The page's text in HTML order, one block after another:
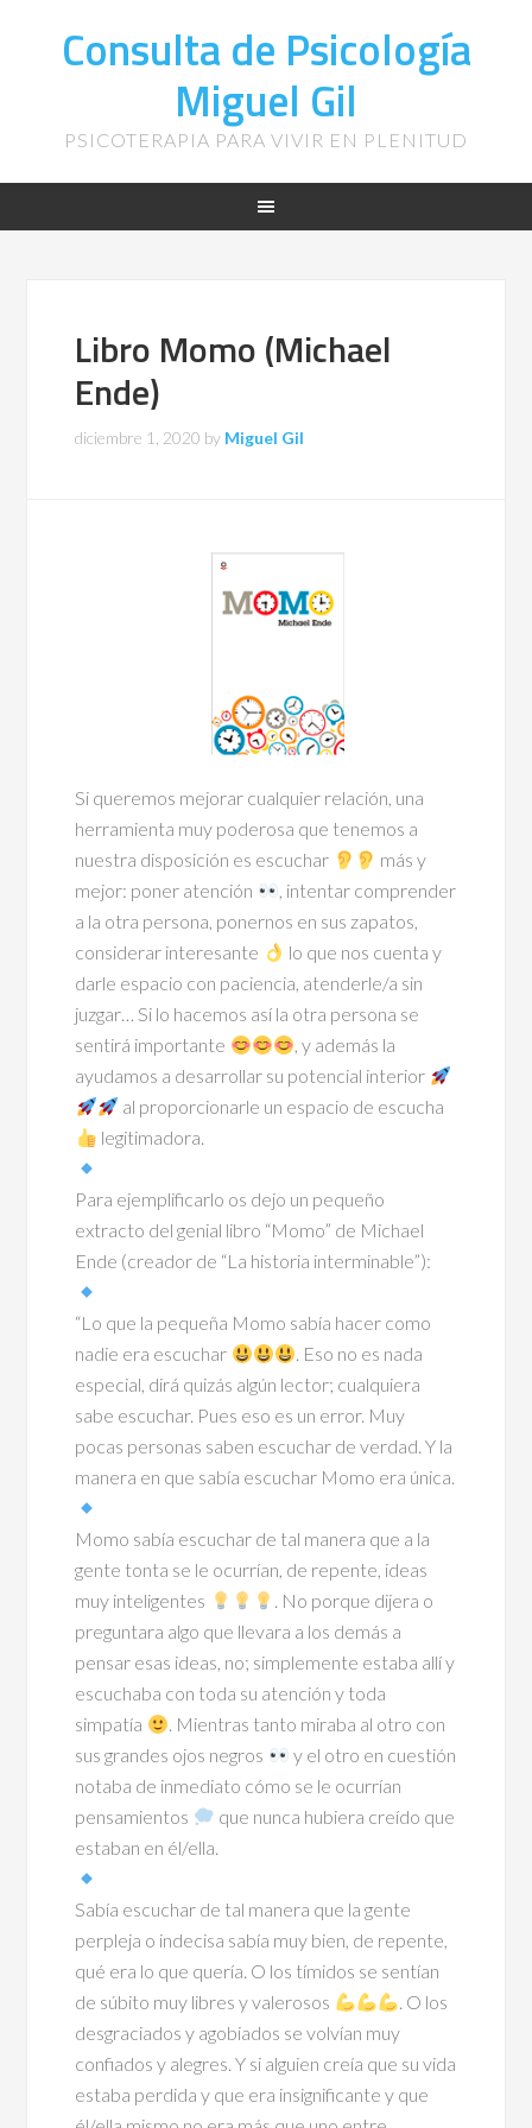
Consulta de Psicología
Miguel Gil
PSICOTERAPIA PARA VIVIR EN PLENITUD
Libro Momo (Michael
Ende)
diciembre 1, 2020 by Miguel Gil
Si queremos mejorar cualquier relación, una
herramienta muy poderosa que tenemos a
nuestra disposición es escuchar
más y
mejor: poner atención
, intentar comprender
a la otra persona, ponernos en sus zapatos,
considerar interesante
lo que nos cuenta y
darle espacio con paciencia, atenderle/a sin
juzgar… Si lo hacemos así la otra persona se
sentirá importante
, y además la
ayudamos a desarrollar su potencial interior
al proporcionarle un espacio de escucha
legitimadora.
Para ejemplificarlo os dejo un pequeño
extracto del genial libro “Momo” de Michael
Ende (creador de “La historia interminable”):
“Lo que la pequeña Momo sabía hacer como
nadie era escuchar
. Eso no es nada
especial, dirá quizás algún lector; cualquiera
sabe escuchar. Pues eso es un error. Muy
pocas personas saben escuchar de verdad. Y la
manera en que sabía escuchar Momo era única.
Momo sabía escuchar de tal manera que a la
gente tonta se le ocurrían, de repente, ideas
muy inteligentes
. No porque dijera o
preguntara algo que llevara a los demás a
pensar esas ideas, no; simplemente estaba allí y
escuchaba con toda su atención y toda
simpatía
. Mientras tanto miraba al otro con
sus grandes ojos negros
y el otro en cuestión
notaba de inmediato cómo se le ocurrían
pensamientos
que nunca hubiera creído que
estaban en él/ella.
Sabía escuchar de tal manera que la gente
perpleja o indecisa sabía muy bien, de repente,
qué era lo que quería. O los tímidos se sentían
de súbito muy libres y valerosos
. O los
desgraciados y agobiados se volvían muy
confiados y alegres. Y si alguien creía que su vida
estaba perdida y que era insignificante y que